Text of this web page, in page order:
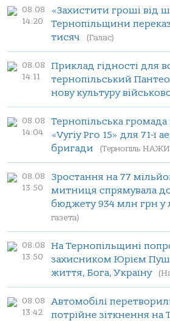
08.08
14:20
«Захистити гроші від
Тернопільщини
тисяч
(Галас)
08.08
14:11
Приклад гідності для
тернопільський
нову культуру
08.08
14:04
Тернопільська
«Vyriy Pro 15» для 71-ї
бригади
(Тернопіль
08.08
13:50
Зростання на 77
митниця спрямувала
бюджету 934 млн грн у
газета)
08.08
13:50
На Тернопільщині
захисником Юрієм
життя, Бога, Україну
08.08
13:42
Автомобілі
потрійне зіткнення на